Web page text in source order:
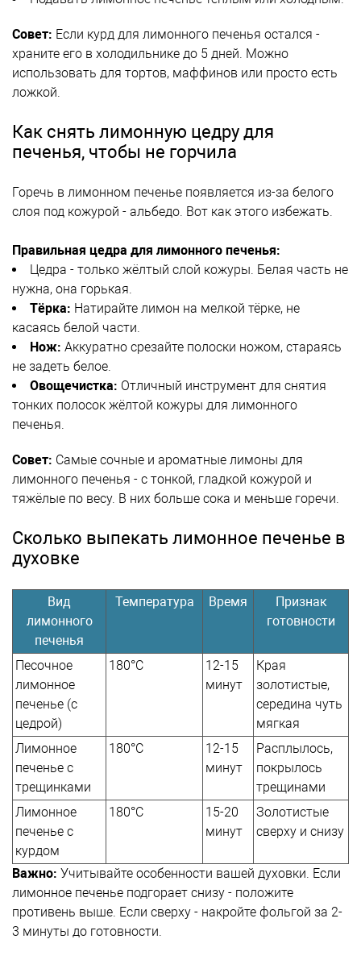
Совет: Если курд для лимонного печенья остался -
храните его в холодильнике до 5 дней. Можно
использовать для тортов, маффинов или просто есть
ложкой.
Как снять лимонную цедру для
печенья, чтобы не горчила
Горечь в лимонном печенье появляется из-за белого
слоя под кожурой - альбедо. Вот как этого избежать.
Правильная цедра для лимонного печенья:
Цедра - только жёлтый слой кожуры. Белая часть не
нужна, она горькая.
Tёрка: Натирайте лимон на мелкой тёрке, не
касаясь белой части.
Нож: Аккуратно срезайте полоски ножом, стараясь
не задеть белое.
Овощечистка: Отличный инструмент для снятия
тонких полосок жёлтой кожуры для лимонного
печенья.
Совет: Самые сочные и ароматные лимоны для
лимонного печенья - с тонкой, гладкой кожурой и
тяжёлые по весу. В них больше сока и меньше горечи.
Сколько выпекать лимонное печенье в
духовке
Вид
лимонного
печенья
Температура Время
Признак
готовности
Песочное
лимонное
печенье (с
цедрой)
180°C
12-15
минут
Края
золотистые,
середина чуть
мягкая
Лимонное
печенье с
трещинками
180°C
12-15
минут
Расплылось,
покрылось
трещинами
Лимонное
печенье с
курдом
180°C
15-20
минут
Золотистые
сверху и снизу
Важно: Учитывайте особенности вашей духовки. Если
лимонное печенье подгорает снизу - положите
противень выше. Если сверху - накройте фольгой за 2-
3 минуты до готовности.